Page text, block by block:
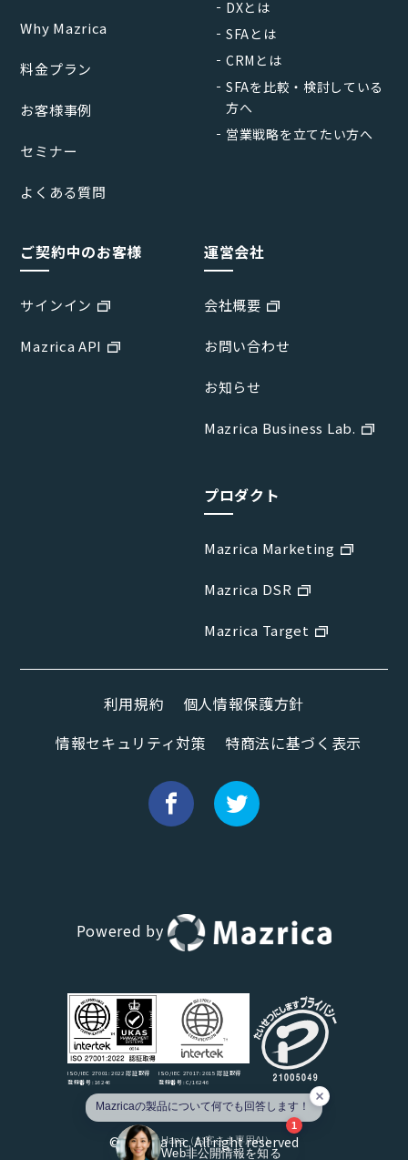
Why Mazrica
料金プラン
お客様事例
セミナー
よくある質問
DXとは
SFAとは
CRMとは
SFAを比較・検討している
方へ
営業戦略を立てたい方へ
ご契約中のお客様
サインイン
Mazrica API
運営会社
会社概要
お問い合わせ
お知らせ
Mazrica Business Lab.
プロダクト
Mazrica Marketing
Mazrica DSR
Mazrica Target
利用規約
個人情報保護方針
情報セキュリティ対策
特商法に基づく表示
Powered by
ISO/IEC 27001:2022 認証取得
登録番号:16246
ISO/IEC 27017:2015 認証取得
登録番号:C/16246
©Mazrica Inc. All right reserved
Mazricaの製品について何でも
Mazricaの製品について何でも回答します！
Mazricaの製品について何でも回答します！
1
Hana（お客さま専用AI）
Web非公開情報を知る
Hana（お客さま専用AI） 新規会話
デモ予約 説明希望
※本チャットは、当社の公開情報・コンテンツに基づきAIが回答しています。
重要事項は担当者までご確認ください。